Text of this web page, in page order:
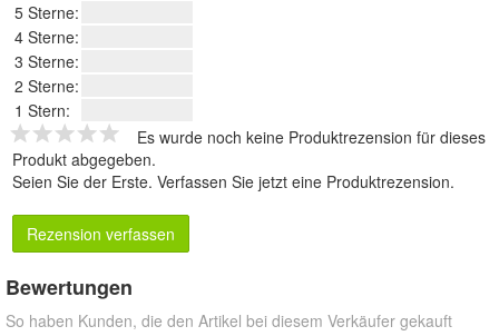
5 Sterne:
4 Sterne:
3 Sterne:
2 Sterne:
1 Stern:
Es wurde noch keine Produktrezension für dieses
Produkt abgegeben.
Seien Sie der Erste. Verfassen Sie jetzt eine Produktrezension.
Rezension verfassen
Bewertungen
So haben Kunden, die den Artikel bei diesem Verkäufer gekauft